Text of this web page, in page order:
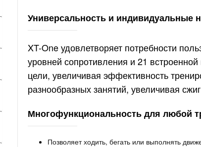
Универсальность и индивидуальные
XT-One удовлетворяет потребности
уровней сопротивления и 21
цели, увеличивая эффективность
разнообразных занятий, увеличивая
Многофункциональность для любой
Позволяет ходить, бегать или выполнять